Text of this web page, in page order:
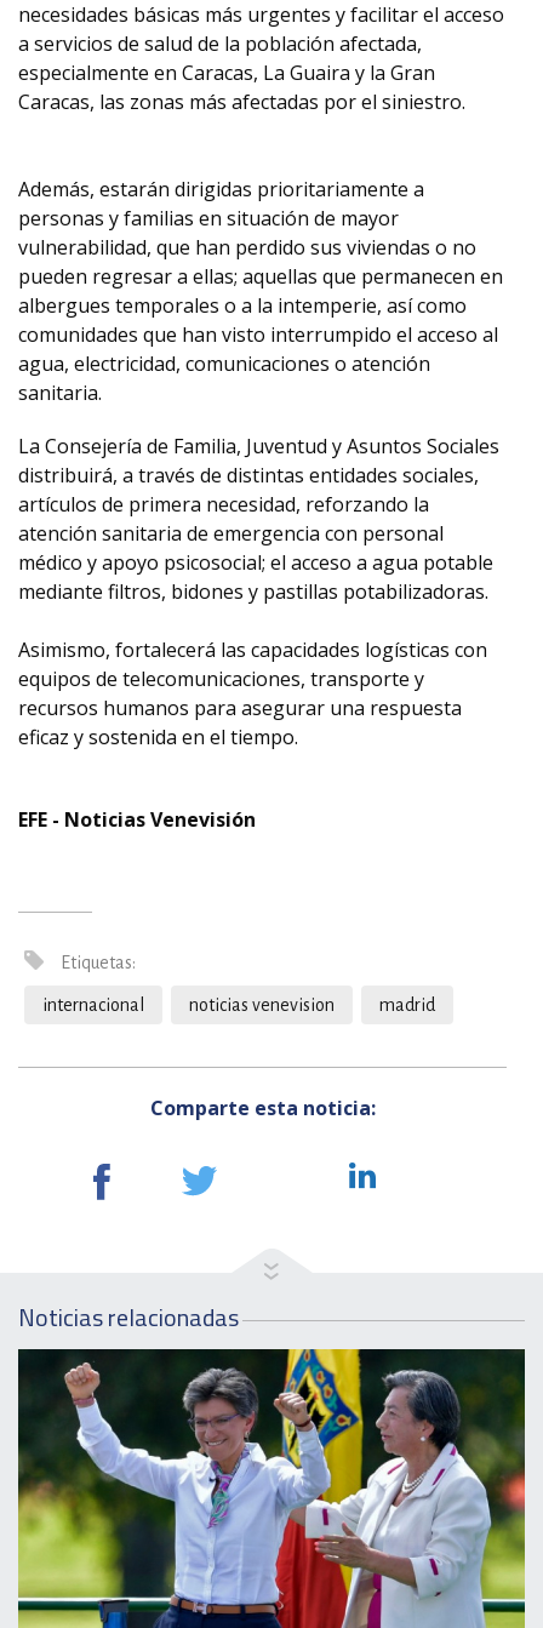
necesidades básicas más urgentes y facilitar el acceso
a servicios de salud de la población afectada,
especialmente en Caracas, La Guaira y la Gran
Caracas, las zonas más afectadas por el siniestro.
Además, estarán dirigidas prioritariamente a
personas y familias en situación de mayor
vulnerabilidad, que han perdido sus viviendas o no
pueden regresar a ellas; aquellas que permanecen en
albergues temporales o a la intemperie, así como
comunidades que han visto interrumpido el acceso al
agua, electricidad, comunicaciones o atención
sanitaria.
La Consejería de Familia, Juventud y Asuntos Sociales
distribuirá, a través de distintas entidades sociales,
artículos de primera necesidad, reforzando la
atención sanitaria de emergencia con personal
médico y apoyo psicosocial; el acceso a agua potable
mediante filtros, bidones y pastillas potabilizadoras.
Asimismo, fortalecerá las capacidades logísticas con
equipos de telecomunicaciones, transporte y
recursos humanos para asegurar una respuesta
eficaz y sostenida en el tiempo.
EFE - Noticias Venevisión
Etiquetas:
internacional noticias venevision madrid
Comparte esta noticia:
Noticias relacionadas